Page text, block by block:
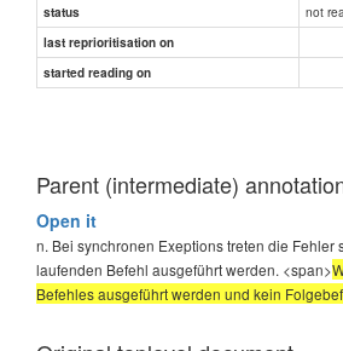
status not
last reprioritisation on
started reading on
Parent (intermediate)
Open it
n. Bei synchronen Exeptions treten die
laufenden Befehl ausgeführt werden. <span>
Befehles ausgeführt werden und kein